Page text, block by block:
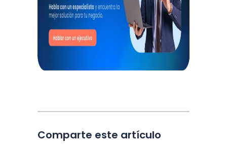
Comparte este artículo